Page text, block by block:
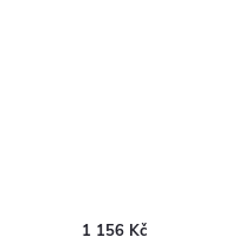
1 156 Kč